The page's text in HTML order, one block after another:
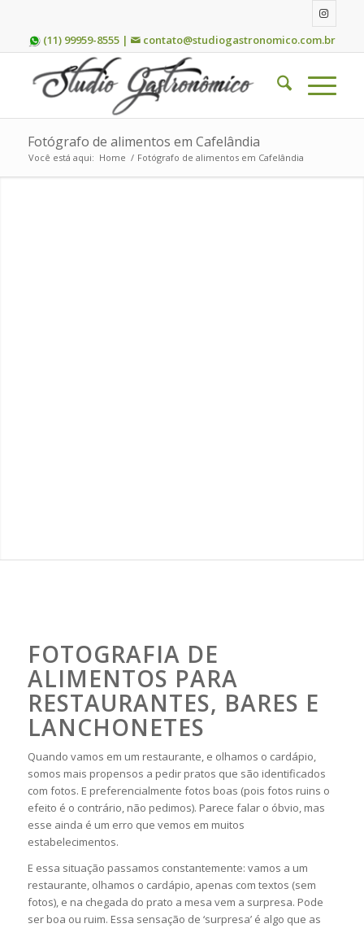
(11) 99959-8555 | contato@studiogastronomico.com.br
Fotógrafo de alimentos em Cafelândia
Você está aqui: Home / Fotógrafo de alimentos em Cafelândia
FOTOGRAFIA DE
ALIMENTOS PARA
RESTAURANTES, BARES E
LANCHONETES
Quando vamos em um restaurante, e olhamos o cardápio,
somos mais propensos a pedir pratos que são identificados
com fotos. E preferencialmente fotos boas (pois fotos ruins o
efeito é o contrário, não pedimos). Parece falar o óbvio, mas
esse ainda é um erro que vemos em muitos
estabelecimentos.
E essa situação passamos constantemente: vamos a um
restaurante, olhamos o cardápio, apenas com textos (sem
fotos), e na chegada do prato a mesa vem a surpresa. Pode
ser boa ou ruim. Essa sensação de ‘surpresa’ é algo que as